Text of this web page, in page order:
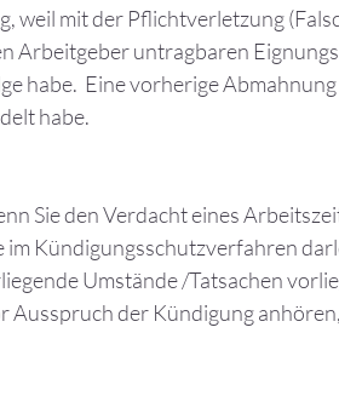
weil mit der Pflichtverletzung
Arbeitgeber untragbaren
habe. Eine vorherige
habe.
Sie den Verdacht eines
im Kündigungsschutzverfahren
Umstände /Tatsachen
Ausspruch der Kündigung